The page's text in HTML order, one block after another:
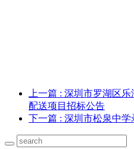
上一篇 : 深圳市罗湖区
配送项目招标公告
下一篇 : 深圳市松泉中